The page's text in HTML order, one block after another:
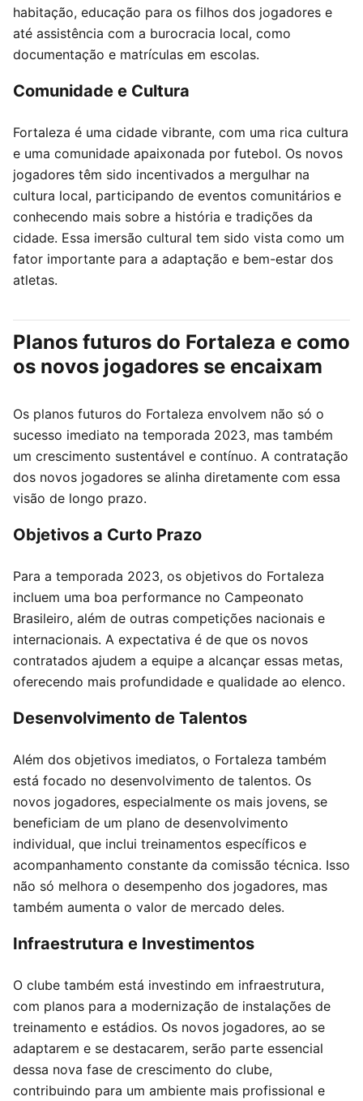
habitação, educação para os filhos dos jogadores e
até assistência com a burocracia local, como
documentação e matrículas em escolas.
Comunidade e Cultura
Fortaleza é uma cidade vibrante, com uma rica cultura
e uma comunidade apaixonada por futebol. Os novos
jogadores têm sido incentivados a mergulhar na
cultura local, participando de eventos comunitários e
conhecendo mais sobre a história e tradições da
cidade. Essa imersão cultural tem sido vista como um
fator importante para a adaptação e bem-estar dos
atletas.
Planos futuros do Fortaleza e como
os novos jogadores se encaixam
Os planos futuros do Fortaleza envolvem não só o
sucesso imediato na temporada 2023, mas também
um crescimento sustentável e contínuo. A contratação
dos novos jogadores se alinha diretamente com essa
visão de longo prazo.
Objetivos a Curto Prazo
Para a temporada 2023, os objetivos do Fortaleza
incluem uma boa performance no Campeonato
Brasileiro, além de outras competições nacionais e
internacionais. A expectativa é de que os novos
contratados ajudem a equipe a alcançar essas metas,
oferecendo mais profundidade e qualidade ao elenco.
Desenvolvimento de Talentos
Além dos objetivos imediatos, o Fortaleza também
está focado no desenvolvimento de talentos. Os
novos jogadores, especialmente os mais jovens, se
beneficiam de um plano de desenvolvimento
individual, que inclui treinamentos específicos e
acompanhamento constante da comissão técnica. Isso
não só melhora o desempenho dos jogadores, mas
também aumenta o valor de mercado deles.
Infraestrutura e Investimentos
O clube também está investindo em infraestrutura,
com planos para a modernização de instalações de
treinamento e estádios. Os novos jogadores, ao se
adaptarem e se destacarem, serão parte essencial
dessa nova fase de crescimento do clube,
contribuindo para um ambiente mais profissional e